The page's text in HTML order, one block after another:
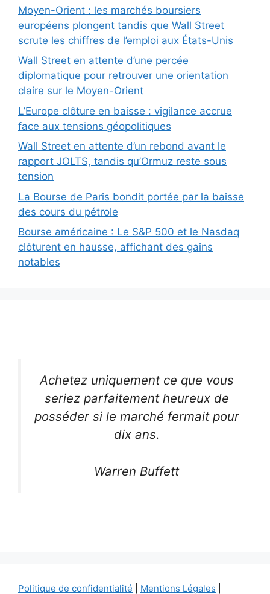
Moyen-Orient : les marchés boursiers
européens plongent tandis que Wall Street
scrute les chiffres de l’emploi aux États-Unis
Wall Street en attente d’une percée
diplomatique pour retrouver une orientation
claire sur le Moyen-Orient
L’Europe clôture en baisse : vigilance accrue
face aux tensions géopolitiques
Wall Street en attente d’un rebond avant le
rapport JOLTS, tandis qu’Ormuz reste sous
tension
La Bourse de Paris bondit portée par la baisse
des cours du pétrole
Bourse américaine : Le S&P 500 et le Nasdaq
clôturent en hausse, affichant des gains
notables
Achetez uniquement ce que vous
seriez parfaitement heureux de
posséder si le marché fermait pour
dix ans.
Warren Buffett
Politique de confidentialité Mentions Légales